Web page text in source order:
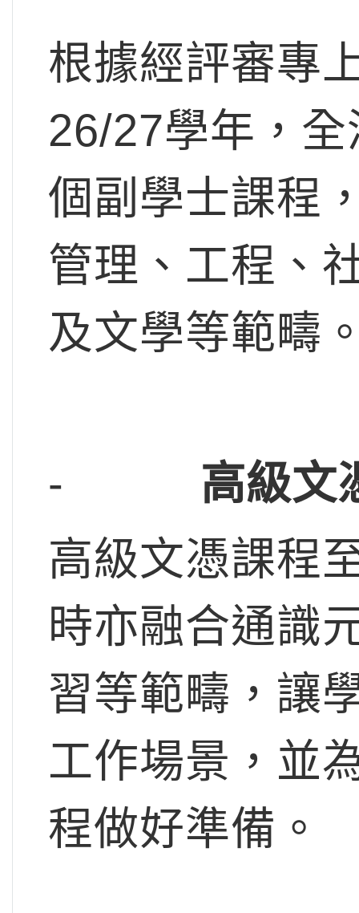
根據經評審專
26/27學年，
個副學士課程
管理、工程、
及文學等範疇
- 高級文
高級文憑課程
時亦融合通識
習等範疇，讓
工作場景，並
程做好準備。